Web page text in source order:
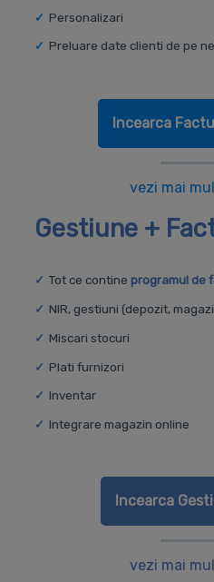
Personalizari
Preluare date clienti de pe
Incearca
vezi mai
Gestiune +
Tot ce contine programul de
NIR, gestiuni (depozit,
Miscari stocuri
Plati furnizori
Inventar
Integrare magazin online
Incearca
vezi mai